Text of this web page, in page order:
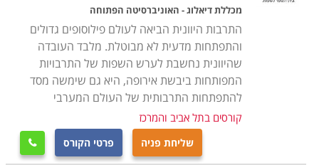
שביניהן
מכללת דיאלוג - האוניברסיטה הפתוחה שנמצאת
בצומת הכפר הירוק, רמת השרון - סניף תל אביב
לינגולרן - לימודי שפות באינטרנט שנמצאת בת.ד.
המכון לאסיה שנמצאת בתל אביב - סניף רמת גן
המכון לידידות אמריקה שנמצאת בתל-אביב, מיקוד
מכללת דיאלוג - האוניברסיטה הפתוחה
התרבות היוונית הביאה לעולם פילוסופים גדולים
והתפתחות מדעית לא מבוטלת. מלבד העובדה
שהיוונית נחשבת לערש השפות של התרבויות
המפותחות ביבשת אירופה, היא גם שימשה מסד
להתפתחות התרבותית של העולם המערבי
קורסים בתל אביב והמרכז
שליחת פניה פרטי הקורס 